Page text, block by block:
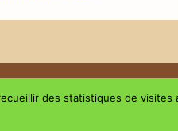
des statistiques de visites